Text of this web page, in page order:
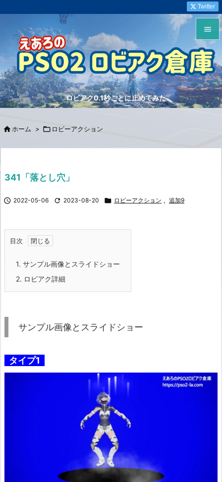
ロビアク0.1秒ごとに止めてみた


メニュ

サイド


Twitter
 ホーム >  ロビーアクション
341「落とし穴」
 2022-05-06  2023-08-20  ロビーアクション , 追加9
目次
1. サンプル画像とスライドショー
2. ロビアク詳細
サンプル画像とスライドショー
タイプ1